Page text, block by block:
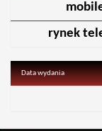
rynek
Data wydania